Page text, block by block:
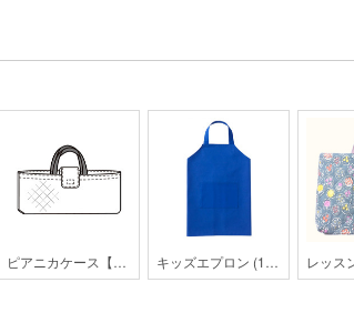
ピアニカケース【201312】 キッズエプロン (110cmサイズ） 16